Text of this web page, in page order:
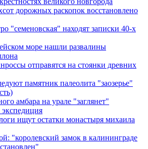
дорожных раскопок восстановлено
"семеновская" находят записки 40-х
море нашли развалины
отправятся на стоянки древних
памятник палеолита "заозерье"
амбара на урале "заглянет"
ищут остатки монастыря михаила
"королевский замок в калининграде